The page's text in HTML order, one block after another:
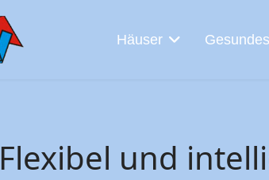
Häuser
Flexibel und